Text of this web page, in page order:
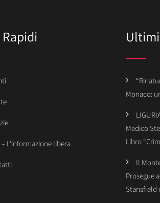
– L’informazione libera
Monaco:
Medico
Libro
Il
Prosegue
Stansfield